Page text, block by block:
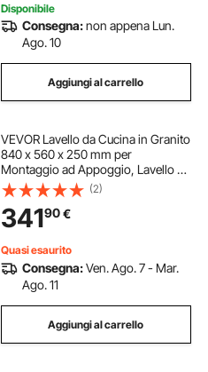
Disponibile
Consegna:non appena Lun.
Ago. 10
Aggiungi al carrello
VEVOR Lavello da Cucina in Granito
840 x 560 x 250 mm per
Montaggio ad Appoggio, Lavello da
Cucina da Incasso in Stile Rurale
con Accessori, per Camper, Cucine
di Preparazione, Bar, Nero
(2)
34190€
Quasi esaurito
Consegna:Ven. Ago. 7 - Mar.
Ago. 11
Aggiungi al carrello